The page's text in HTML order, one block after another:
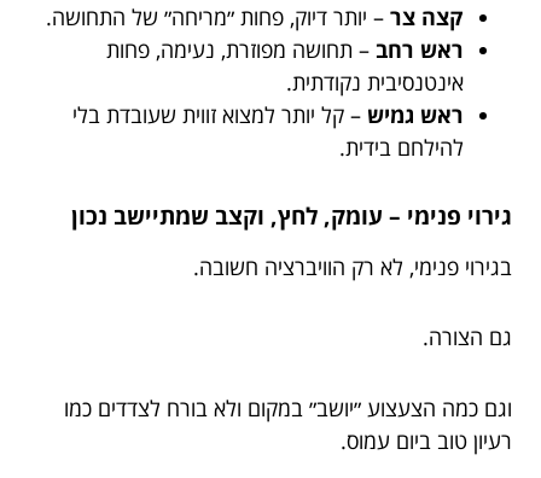
קצה צר – יותר דיוק, פחות ״מריחה״ של התחושה.
ראש רחב – תחושה מפוזרת, נעימה, פחות
אינטנסיבית נקודתית.
ראש גמיש – קל יותר למצוא זווית שעובדת בלי
להילחם בידית.
גירוי פנימי – עומק, לחץ, וקצב שמתיישב נכון
בגירוי פנימי, לא רק הוויברציה חשובה.
גם הצורה.
וגם כמה הצעצוע ״יושב״ במקום ולא בורח לצדדים כמו
רעיון טוב ביום עמוס.